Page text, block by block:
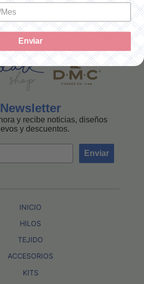
MEXICANA
Newsletter
y recibe noticias, diseños
y descuentos.
Enviar
INICIO
HILOS
TEJIDO
ACCESORIOS
KITS
Enviar